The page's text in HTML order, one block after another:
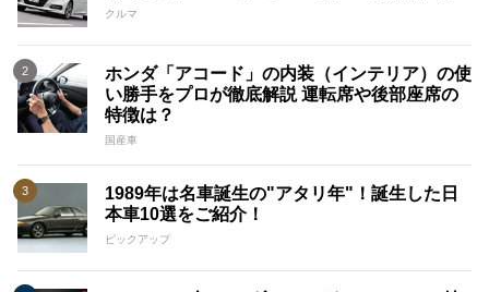
クルマ
ホンダ「アコード」の内装（インテリア）の使
い勝手をプロが徹底解説 運転席や後部座席の
特徴は？
国産車
1989年は名車誕生の"アタリ年"！誕生した日
本車10選をご紹介！
ピックアップ